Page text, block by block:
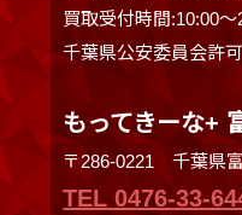
買取受付時間:10:00〜
千葉県公安委員会許
もってきーな+
〒286-0221 千葉県
TEL 0476-33-